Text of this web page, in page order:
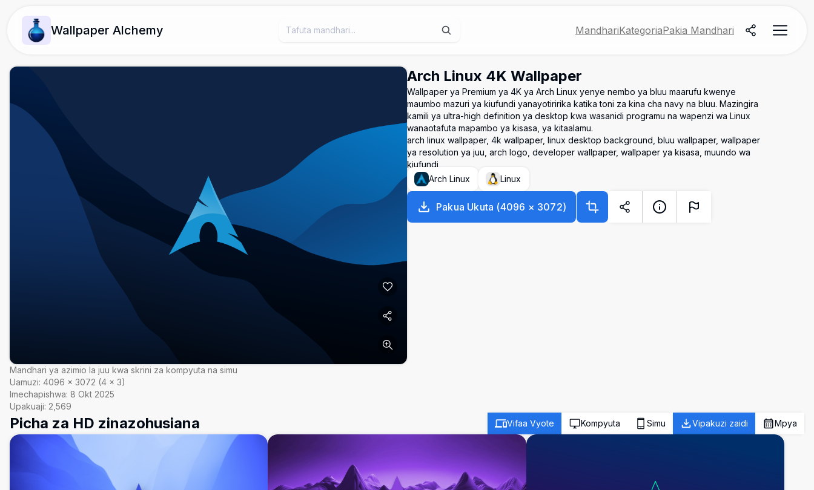
Wallpaper Alchemy MandhariKategoriaPakia Mandhari
Mandhari ya azimio la juu kwa skrini za kompyuta na simu
Uamuzi: 4096 × 3072 (4 × 3)
Imechapishwa: 8 Okt 2025
Upakuaji: 2,569
Arch Linux 4K Wallpaper
Wallpaper ya Premium ya 4K ya Arch Linux yenye nembo ya bluu maarufu kwenye
maumbo mazuri ya kiufundi yanayotiririka katika toni za kina cha navy na bluu. Mazingira
kamili ya ultra-high definition ya desktop kwa wasanidi programu na wapenzi wa Linux
wanaotafuta mapambo ya kisasa, ya kitaalamu.
arch linux wallpaper, 4k wallpaper, linux desktop background, bluu wallpaper, wallpaper
ya resolution ya juu, arch logo, developer wallpaper, wallpaper ya kisasa, muundo wa
kiufundi
Arch Linux
Linux
Pakua Ukuta (4096 × 3072)
Picha za HD zinazohusiana Vifaa Vyote Kompyuta Simu Vipakuzi zaidi Mpya